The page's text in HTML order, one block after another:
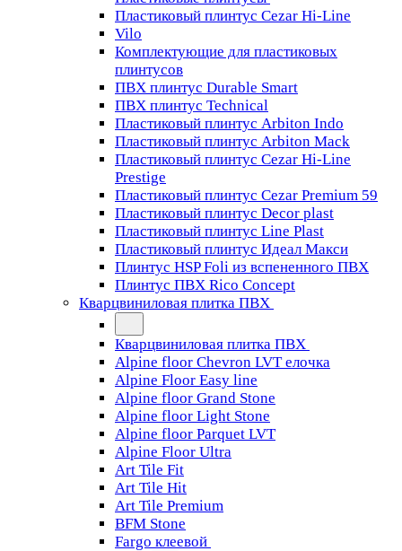
Пластиковый плинтус Cezar Hi-Line
Vilo
Комплектующие для пластиковых
плинтусов
ПВХ плинтус Durable Smart
ПВХ плинтус Technical
Пластиковый плинтус Arbiton Indo
Пластиковый плинтус Arbiton Mack
Пластиковый плинтус Cezar Hi-Line
Prestige
Пластиковый плинтус Cezar Premium 59
Пластиковый плинтус Decor plast
Пластиковый плинтус Line Plast
Пластиковый плинтус Идеал Макси
Плинтус HSP Foli из вспененного ПВХ
Плинтус ПВХ Rico Concept
Кварцвиниловая плитка ПВХ
Кварцвиниловая плитка ПВХ
Alpine floor Chevron LVT елочка
Alpine Floor Easy line
Alpine floor Grand Stone
Alpine floor Light Stone
Alpine floor Parquet LVT
Alpine Floor Ultra
Art Tile Fit
Art Tile Hit
Art Tile Premium
BFM Stone
Fargo клеевой